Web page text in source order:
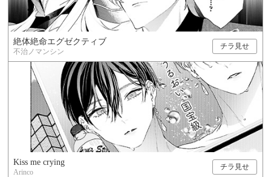
絶体絶命エグゼクティブ
不治ノマンシン
チラ見せ
Kiss me crying
Arinco
チラ見せ